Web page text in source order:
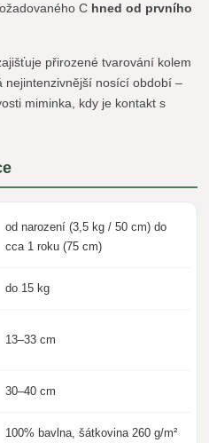
C hned od prvního
přirozené tvarování kolem
nejintenzivnější nosící období –
miminka, kdy je kontakt s
od narození (3,5 kg / 50 cm) do
cca 1 roku (75 cm)
do 15 kg
13–33 cm
30–40 cm
100% bavlna, šátkovina 260 g/m²